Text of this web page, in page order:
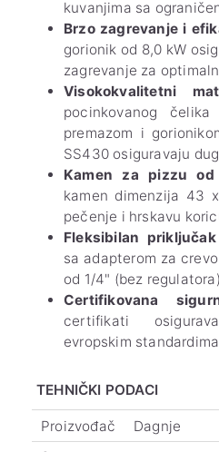
kuvanjima sa
Brzo zagrevanje i
gorionik od 8,0 kW
zagrevanje za
Visokokvalitetni
pocinkovanog
premazom i
SS430 osiguravaju
Kamen za pizzu od
kamen dimenzija 43
pečenje i hrskavu
Fleksibilan priključak
sa adapterom za
od 1/4" (bez
Certifikovana
certifikati
evropskim
TEHNIČKI PODACI
Proizvođač
Dagnje